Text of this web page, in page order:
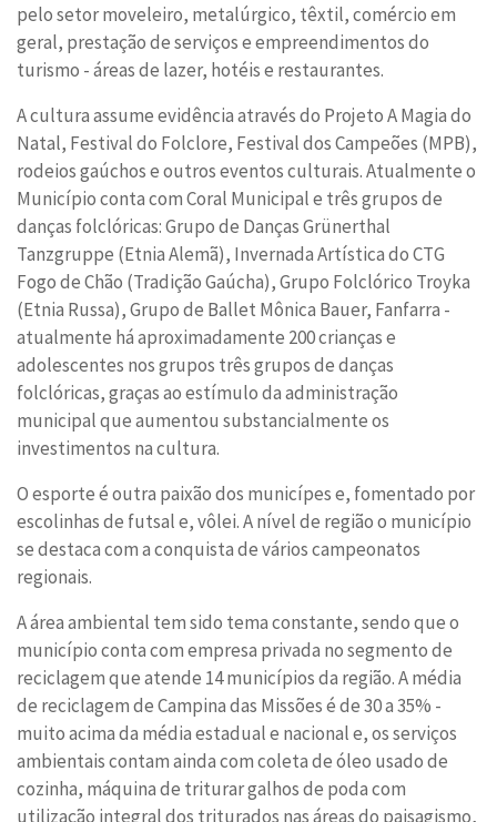
pelo setor moveleiro, metalúrgico, têxtil, comércio em
geral, prestação de serviços e empreendimentos do
turismo - áreas de lazer, hotéis e restaurantes.
A cultura assume evidência através do Projeto A Magia do
Natal, Festival do Folclore, Festival dos Campeões (MPB),
rodeios gaúchos e outros eventos culturais. Atualmente o
Município conta com Coral Municipal e três grupos de
danças folclóricas: Grupo de Danças Grünerthal
Tanzgruppe (Etnia Alemã), Invernada Artística do CTG
Fogo de Chão (Tradição Gaúcha), Grupo Folclórico Troyka
(Etnia Russa), Grupo de Ballet Mônica Bauer, Fanfarra -
atualmente há aproximadamente 200 crianças e
adolescentes nos grupos três grupos de danças
folclóricas, graças ao estímulo da administração
municipal que aumentou substancialmente os
investimentos na cultura.
O esporte é outra paixão dos municípes e, fomentado por
escolinhas de futsal e, vôlei. A nível de região o município
se destaca com a conquista de vários campeonatos
regionais.
A área ambiental tem sido tema constante, sendo que o
município conta com empresa privada no segmento de
reciclagem que atende 14 municípios da região. A média
de reciclagem de Campina das Missões é de 30 a 35% -
muito acima da média estadual e nacional e, os serviços
ambientais contam ainda com coleta de óleo usado de
cozinha, máquina de triturar galhos de poda com
utilização integral dos triturados nas áreas do paisagismo,